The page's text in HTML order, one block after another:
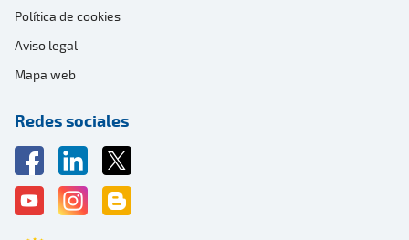
Política de cookies
Aviso legal
Mapa web
Redes sociales